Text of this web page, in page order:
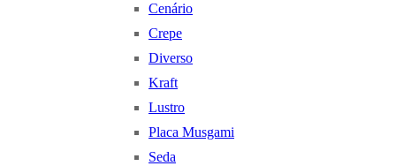
Cenário
Crepe
Diverso
Kraft
Lustro
Placa Musgami
Seda